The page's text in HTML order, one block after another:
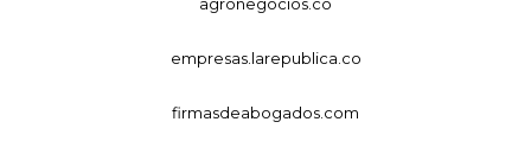
empresas.larepublica.co
firmasdeabogados.com